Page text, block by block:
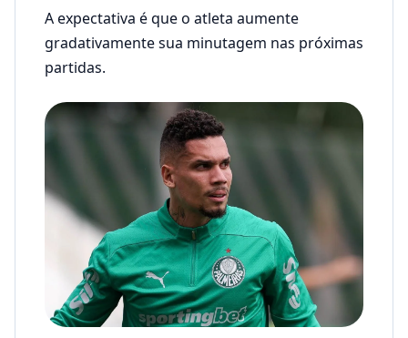
A expectativa é que o atleta aumente
gradativamente sua minutagem nas próximas
partidas.